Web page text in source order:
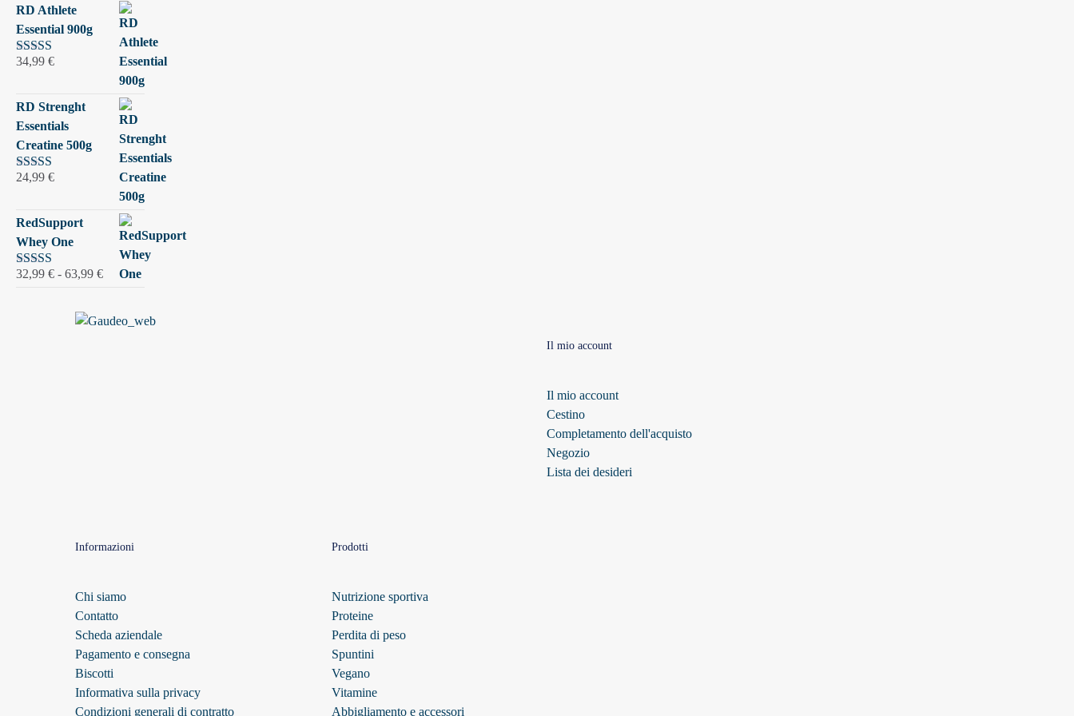
RD Athlete
Essential 900g
Valutato
34,99 €
RD Strenght
Essentials
Creatine 500g
Valutato
24,99 €
RedSupport
Whey One
Valutato5.00
32,99 € - 63,99 €Fascia
Il mio account
Il mio account
Cestino
Completamento dell'acquisto
Negozio
Lista dei desideri
Informazioni
Chi siamo
Contatto
Scheda aziendale
Pagamento e consegna
Biscotti
Informativa sulla privacy
Condizioni generali di contratto
Prodotti
Nutrizione sportiva
Proteine
Perdita di peso
Spuntini
Vegano
Vitamine
Abbigliamento e accessori